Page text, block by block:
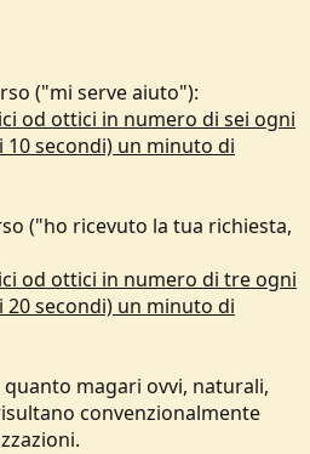
("mi serve aiuto"):
od ottici in numero di sei ogni
secondi) un minuto di
("ho ricevuto la tua richiesta,
od ottici in numero di tre ogni
secondi) un minuto di
magari ovvi, naturali,
convenzionalmente